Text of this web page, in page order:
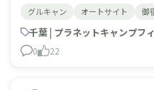
で、グループで問題なく利
さい！
グルキャン オートサイト 御
千葉 | プラネットキャンプフ
0 22